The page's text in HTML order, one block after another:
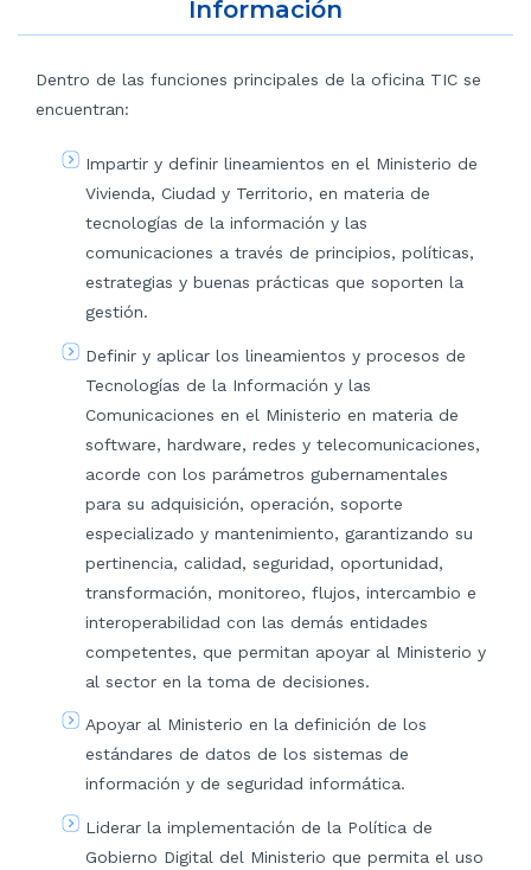
Información
Dentro de las funciones principales de la oficina TIC se
encuentran:
Impartir y definir lineamientos en el Ministerio de
Vivienda, Ciudad y Territorio, en materia de
tecnologías de la información y las
comunicaciones a través de principios, políticas,
estrategias y buenas prácticas que soporten la
gestión.
Definir y aplicar los lineamientos y procesos de
Tecnologías de la Información y las
Comunicaciones en el Ministerio en materia de
software, hardware, redes y telecomunicaciones,
acorde con los parámetros gubernamentales
para su adquisición, operación, soporte
especializado y mantenimiento, garantizando su
pertinencia, calidad, seguridad, oportunidad,
transformación, monitoreo, flujos, intercambio e
interoperabilidad con las demás entidades
competentes, que permitan apoyar al Ministerio y
al sector en la toma de decisiones.
Apoyar al Ministerio en la definición de los
estándares de datos de los sistemas de
información y de seguridad informática.
Liderar la implementación de la Política de
Gobierno Digital del Ministerio que permita el uso